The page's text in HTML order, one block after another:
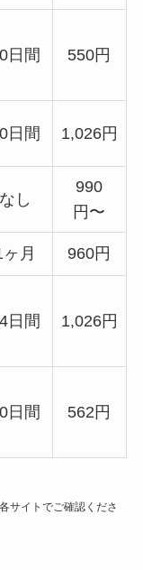
日間 550円
日間 1,026円
なし
990
円〜
ヶ月 960円
日間 1,026円
日間 562円
サイトでご確認くださ